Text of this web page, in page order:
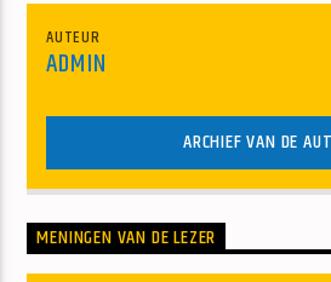
AUTEUR
ADMIN
ARCHIEF VAN DE
MENINGEN VAN DE LEZER